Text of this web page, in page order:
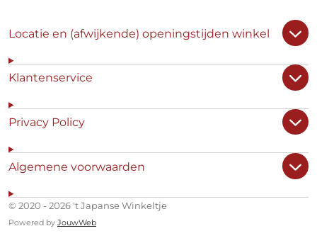
Locatie en (afwijkende) openingstijden winkel
Klantenservice
Privacy Policy
Algemene voorwaarden
© 2020 - 2026 't Japanse Winkeltje
Powered by JouwWeb